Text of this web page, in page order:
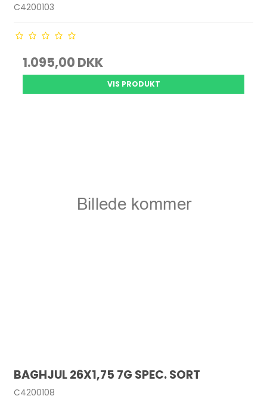
C4200103
1.095,00 DKK
VIS PRODUKT
BAGHJUL 26X1,75 7G SPEC. SORT
C4200108